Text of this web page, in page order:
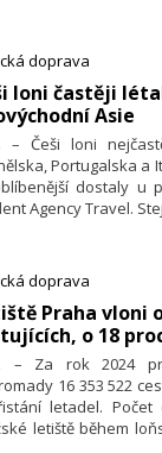
doprava
loni častěji
Asie
– Češi loni
Portugalska a
dostaly u
Agency Travel.
také zaznamenal
aplikaci.
doprava
Praha vloni
o 18
– Za rok 2024
16 353 522
letadel. Počet
letiště během